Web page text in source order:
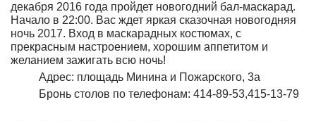
декабря 2016 года пройдет новогодний бал-маскарад.
Начало в 22:00. Вас ждет яркая сказочная новогодняя
ночь 2017. Вход в маскарадных костюмах, с
прекрасным настроением, хорошим аппетитом и
желанием зажигать всю ночь!
Адрес: площадь Минина и Пожарского, 3а
Бронь столов по телефонам: 414-89-53,415-13-79